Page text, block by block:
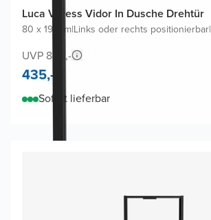
Luca Varess Vidor In Dusche Drehtür
80 x 190cm|Links oder rechts positionierbar|
UVP 840,-
435,-
Sofort lieferbar